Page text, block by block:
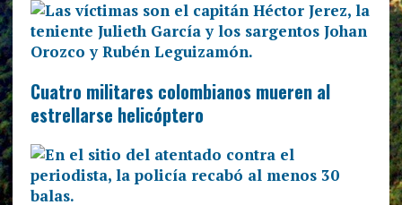
Cuatro militares colombianos mueren al
estrellarse helicóptero